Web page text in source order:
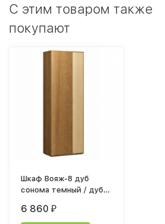
C этим товаром также
покупают
Шкаф Вояж-8 дуб
сонома темный / дуб
6 860 ₽